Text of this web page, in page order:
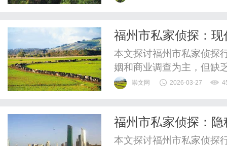
福州市私家侦探：
本文探讨福州市私家侦探
姻和商业调查为主，但缺
并遵循合法手段，未来可
崇文网 2026-03-27
福州市私家侦探：
本文探讨福州市私家侦探